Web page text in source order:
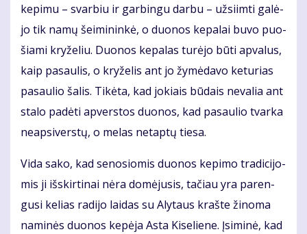
ke­pi­mu – svar­biu ir gar­bin­gu dar­bu – už­si­im­ti ga­lė­
jo tik na­mų šei­mi­nin­kė, o duo­nos ke­pa­lai bu­vo puo­
šia­mi kry­že­liu. Duo­nos ke­pa­las tu­rė­jo bū­ti ap­va­lus,
kaip pa­sau­lis, o kry­že­lis ant jo žy­mė­da­vo ke­tu­rias
pa­sau­lio ša­lis. Ti­kė­ta, kad jo­kiais bū­dais ne­va­lia ant
sta­lo pa­dė­ti ap­vers­tos duo­nos, kad pa­sau­lio tvar­ka
ne­ap­si­vers­tų, o me­las ne­tap­tų tie­sa.
Vi­da sa­ko, kad se­no­sio­mis duo­nos ke­pi­mo tra­di­ci­jo­
mis ji iš­skir­ti­nai nė­ra do­mė­ju­sis, ta­čiau yra pa­ren­
gu­si ke­lias ra­di­jo lai­das su Aly­taus kraš­te ži­no­ma
na­mi­nės duo­nos ke­pė­ja As­ta Ki­se­lie­ne. Įsi­mi­nė, kad